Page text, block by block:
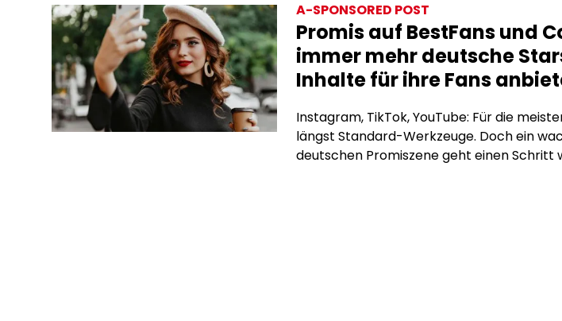
A-SPONSORED POST
Promis auf BestFans und
immer mehr deutsche
Inhalte für ihre Fans
Instagram, TikTok, YouTube: Für die
längst Standard-Werkzeuge. Doch ein
deutschen Promiszene geht einen Schritt